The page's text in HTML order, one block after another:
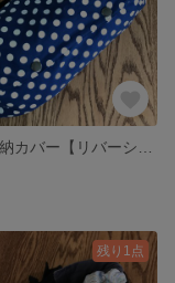
残り1点